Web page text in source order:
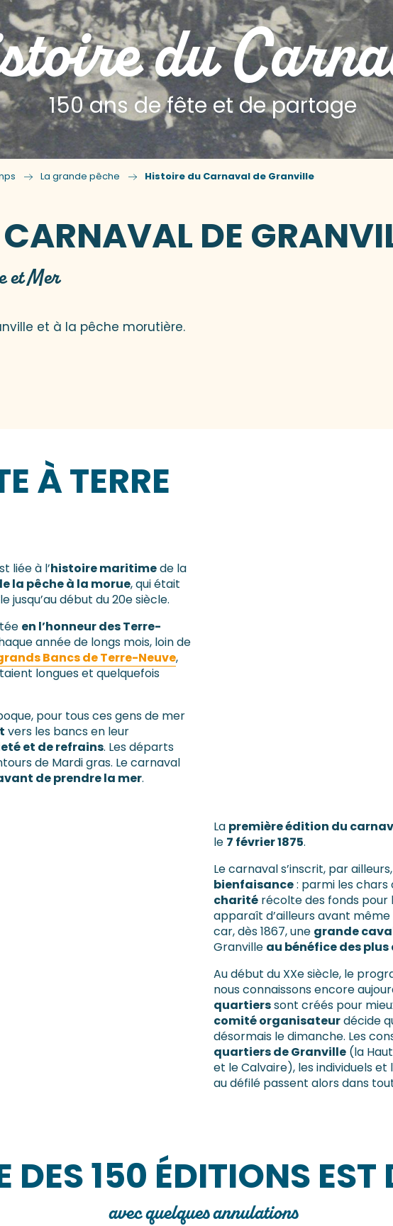
du
150 ans de fête et de partage
La grande pêche Histoire du Carnaval de Granville
DE
et Mer
et à la pêche morutière.
À TERRE
liée à l’histoire maritimede la
la pêche à la morue, qui était
jusqu’au début du 20e siècle.
en l’honneur des Terre-
année de longs mois, loin de
Bancs de Terre-Neuve,
longues et quelquefois
pour tous ces gens de mer
vers les bancs en leur
et de refrains. Les départs
de Mardi gras. Le carnaval
de prendre la mer.
La première édition du
le 7 février 1875.
Le carnaval s’inscrit, par
bienfaisance: parmi les
charité récolte des fonds pour
apparaît d’ailleurs avant
car, dès 1867, une grande
Granville au bénéfice des
Au début du XXe siècle, le
nous connaissons encore
quartierssont créés pour
comité organisateurdécide
désormais le dimanche. Les
quartiers de Granville (la
et le Calvaire), les individuels
au défilé passent alors dans
DES 150 ÉDITIONS EST
avec quelques annulations